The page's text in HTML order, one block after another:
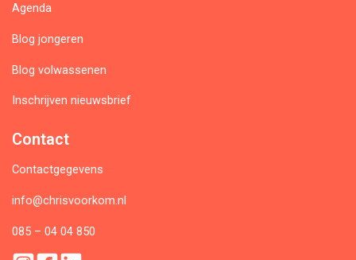
Agenda
Blog jongeren
Blog volwassenen
Inschrijven nieuwsbrief
Contact
Contactgegevens
info@chrisvoorkom.nl
085 – 04 04 850